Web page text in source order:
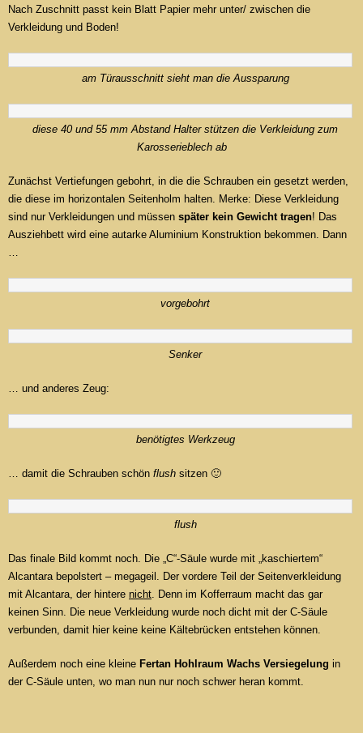
Nach Zuschnitt passt kein Blatt Papier mehr unter/ zwischen die
Verkleidung und Boden!
am Türausschnitt sieht man die Aussparung
diese 40 und 55 mm Abstand Halter stützen die Verkleidung zum
Karosserieblech ab
Zunächst Vertiefungen gebohrt, in die die Schrauben ein gesetzt werden,
die diese im horizontalen Seitenholm halten. Merke: Diese Verkleidung
sind nur Verkleidungen und müssen später kein Gewicht tragen! Das
Ausziehbett wird eine autarke Aluminium Konstruktion bekommen. Dann
…
vorgebohrt
Senker
… und anderes Zeug:
benötigtes Werkzeug
… damit die Schrauben schön flush sitzen 🙂
flush
Das finale Bild kommt noch. Die „C“-Säule wurde mit „kaschiertem“
Alcantara bepolstert – megageil. Der vordere Teil der Seitenverkleidung
mit Alcantara, der hintere nicht. Denn im Kofferraum macht das gar
keinen Sinn. Die neue Verkleidung wurde noch dicht mit der C-Säule
verbunden, damit hier keine keine Kältebrücken entstehen können.
Außerdem noch eine kleine Fertan Hohlraum Wachs Versiegelung in
der C-Säule unten, wo man nun nur noch schwer heran kommt.